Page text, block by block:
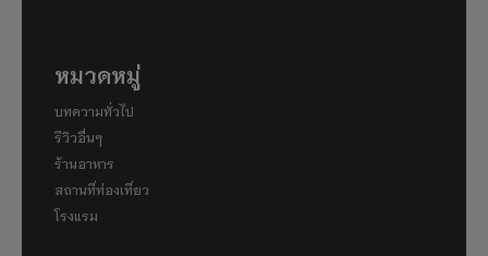
หมวดหมู่
บทความทั่วไป
รีวิวอื่นๆ
ร้านอาหาร
สถานที่ท่องเที่ยว
โรงแรม